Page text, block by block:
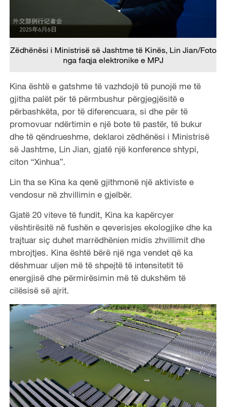
Zëdhënësi i Ministrisë së Jashtme të Kinës, Lin Jian/Foto
nga faqja elektronike e MPJ
Kina është e gatshme të vazhdojë të punojë me të
gjitha palët për të përmbushur përgjegjësitë e
përbashkëta, por të diferencuara, si dhe për të
promovuar ndërtimin e një bote të pastër, të bukur
dhe të qëndrueshme, deklaroi zëdhënësi i Ministrisë
së Jashtme, Lin Jian, gjatë një konference shtypi,
citon “Xinhua”.
Lin tha se Kina ka qenë gjithmonë një aktiviste e
vendosur në zhvillimin e gjelbër.
Gjatë 20 viteve të fundit, Kina ka kapërcyer
vështirësitë në fushën e qeverisjes ekologjike dhe ka
trajtuar siç duhet marrëdhënien midis zhvillimit dhe
mbrojtjes. Kina është bërë një nga vendet që ka
dëshmuar uljen më të shpejtë të intensitetit të
energjisë dhe përmirësimin më të dukshëm të
cilësisë së ajrit.